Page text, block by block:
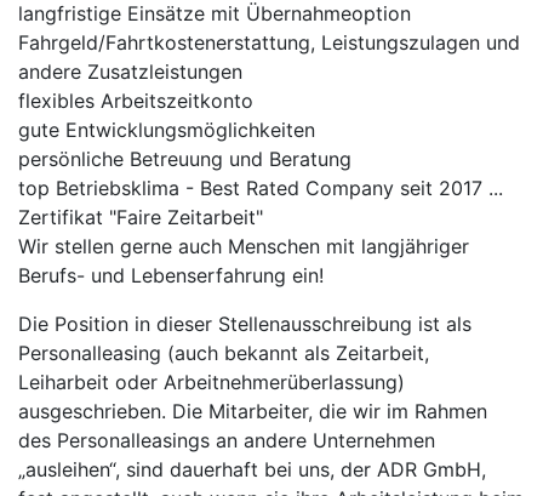
langfristige Einsätze mit Übernahmeoption
Fahrgeld/Fahrtkostenerstattung, Leistungszulagen und
andere Zusatzleistungen
flexibles Arbeitszeitkonto
gute Entwicklungsmöglichkeiten
persönliche Betreuung und Beratung
top Betriebsklima - Best Rated Company seit 2017 ...
Zertifikat "Faire Zeitarbeit"
Wir stellen gerne auch Menschen mit langjähriger
Berufs- und Lebenserfahrung ein!
Die Position in dieser Stellenausschreibung ist als
Personalleasing (auch bekannt als Zeitarbeit,
Leiharbeit oder Arbeitnehmerüberlassung)
ausgeschrieben. Die Mitarbeiter, die wir im Rahmen
des Personalleasings an andere Unternehmen
„ausleihen“, sind dauerhaft bei uns, der ADR GmbH,